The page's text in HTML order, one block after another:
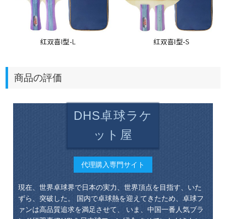
商品の評価
DHS卓球ラケ
ット屋
代理購入専門サイト
現在、世界卓球界で日本の実力、世界頂点を目指す、いた
ずら、突破した。 国内で卓球熱を迎えてきたため、卓球フ
ァンは高品質追求を満足させて、 いま、中国一番人気ブラ